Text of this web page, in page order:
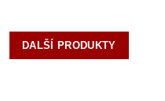
DALŠÍ PRODUKTY